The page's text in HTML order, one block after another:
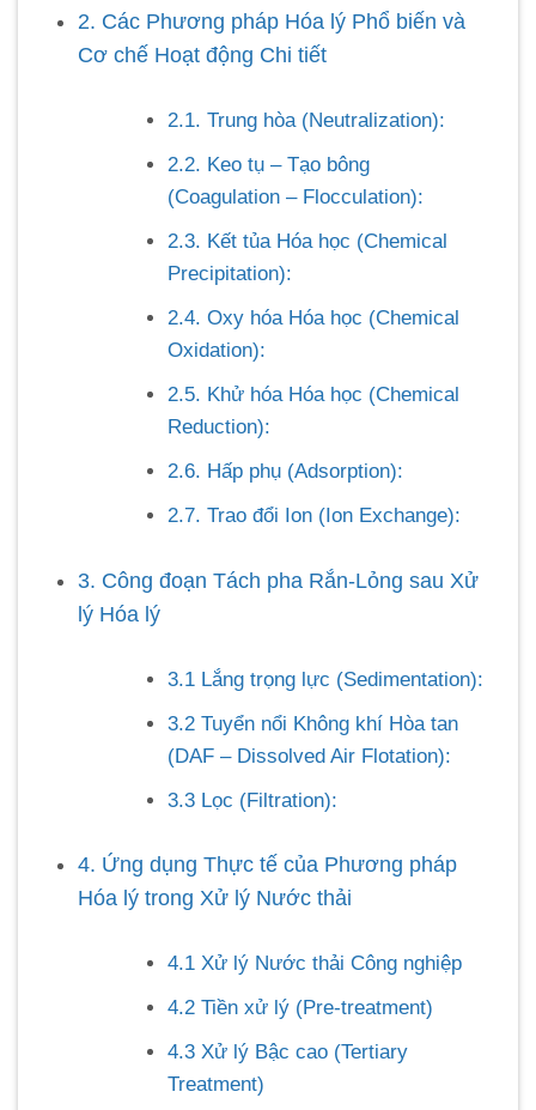
2. Các Phương pháp Hóa lý Phổ biến và
Cơ chế Hoạt động Chi tiết
2.1. Trung hòa (Neutralization):
2.2. Keo tụ – Tạo bông
(Coagulation – Flocculation):
2.3. Kết tủa Hóa học (Chemical
Precipitation):
2.4. Oxy hóa Hóa học (Chemical
Oxidation):
2.5. Khử hóa Hóa học (Chemical
Reduction):
2.6. Hấp phụ (Adsorption):
2.7. Trao đổi Ion (Ion Exchange):
3. Công đoạn Tách pha Rắn-Lỏng sau Xử
lý Hóa lý
3.1 Lắng trọng lực (Sedimentation):
3.2 Tuyển nổi Không khí Hòa tan
(DAF – Dissolved Air Flotation):
3.3 Lọc (Filtration):
4. Ứng dụng Thực tế của Phương pháp
Hóa lý trong Xử lý Nước thải
4.1 Xử lý Nước thải Công nghiệp
4.2 Tiền xử lý (Pre-treatment)
4.3 Xử lý Bậc cao (Tertiary
Treatment)